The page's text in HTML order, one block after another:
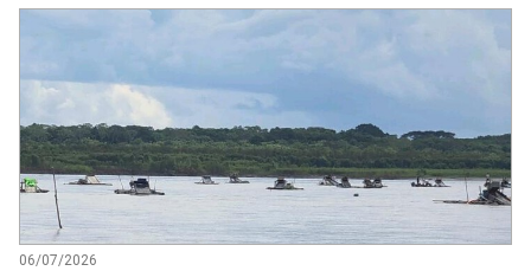
06/07/2026